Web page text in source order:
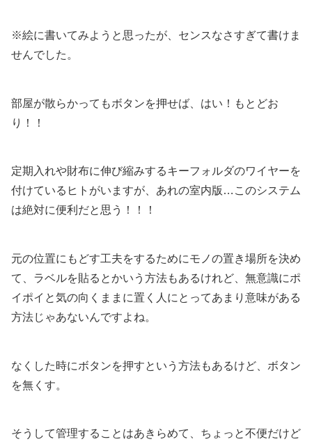
※絵に書いてみようと思ったが、センスなさすぎて書けま
せんでした。
部屋が散らかってもボタンを押せば、はい！もとどお
り！！
定期入れや財布に伸び縮みするキーフォルダのワイヤーを
付けているヒトがいますが、あれの室内版…このシステム
は絶対に便利だと思う！！！
元の位置にもどす工夫をするためにモノの置き場所を決め
て、ラベルを貼るとかいう方法もあるけれど、無意識にポ
イポイと気の向くままに置く人にとってあまり意味がある
方法じゃあないんですよね。
なくした時にボタンを押すという方法もあるけど、ボタン
を無くす。
そうして管理することはあきらめて、ちょっと不便だけど